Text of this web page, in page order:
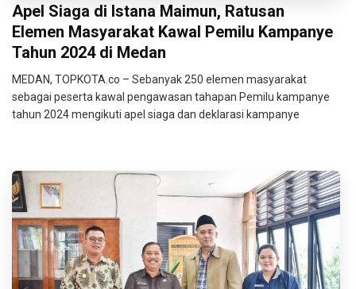
Apel Siaga di Istana Maimun, Ratusan
Elemen Masyarakat Kawal Pemilu Kampanye
Tahun 2024 di Medan
MEDAN, TOPKOTA.co – Sebanyak 250 elemen masyarakat
sebagai peserta kawal pengawasan tahapan Pemilu kampanye
tahun 2024 mengikuti apel siaga dan deklarasi kampanye